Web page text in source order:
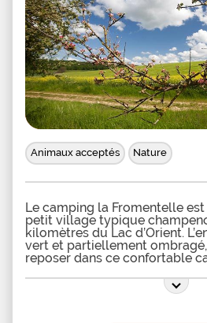
Animaux acceptés Nature
Le camping la Fromentelle est
petit village typique
kilomètres du Lac d’Orient.
vert et partiellement
reposer dans ce confortable
sport équestre, du golf, des
des sports nautiques sur les